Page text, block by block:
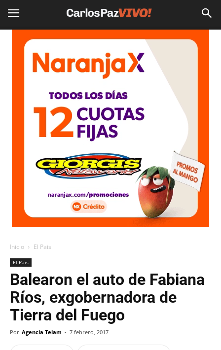
Inicio El Pais
El Pais
Balearon el auto de Fabiana
Ríos, exgobernadora de
Tierra del Fuego
Por Agencia Telam - 7 febrero, 2017